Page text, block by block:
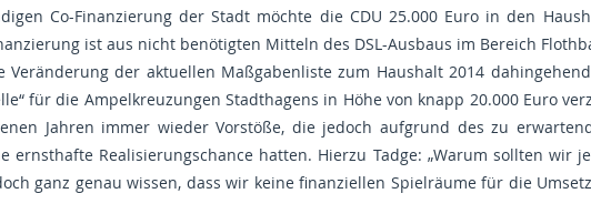
Co-Finanzierung der Stadt möchte die CDU 25.000 Euro in den
ist aus nicht benötigten Mitteln des DSL-Ausbaus im Bereich
Veränderung der aktuellen Maßgabenliste zum Haushalt 2014
für die Ampelkreuzungen Stadthagens in Höhe von knapp 20.000 Euro
Jahren immer wieder Vorstöße, die jedoch aufgrund des zu
ernsthafte Realisierungschance hatten. Hierzu Tadge: „Warum sollten wir
ganz genau wissen, dass wir keine finanziellen Spielräume für die